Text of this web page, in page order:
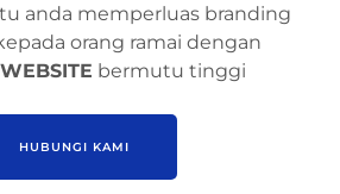
anda memperluas branding
orang ramai dengan
WEBSITE bermutu tinggi
HUBUNGI KAMI